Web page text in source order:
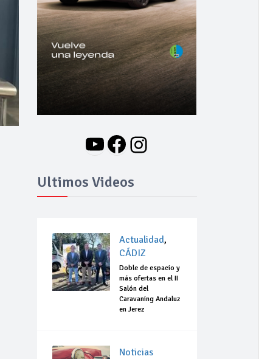
YouTube
Facebook
Instagram
Ultimos Videos
Actualidad,
CÁDIZ
Doble de espacio y
más ofertas en el II
Salón del
Caravaning Andaluz
en Jerez
Noticias